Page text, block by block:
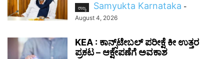
ರಾಜ್ಯ Samyukta Karnataka -
August 4, 2026
KEA : ಕಾನ್ಸ್‌ಟೇಬಲ್ ಪರೀಕ್ಷೆ ಕೀ ಉತ್ತರ
ಪ್ರಕಟ – ಆಕ್ಷೇಪಣೆಗೆ ಅವಕಾಶ